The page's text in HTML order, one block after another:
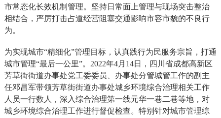
市常态化长效机制管理。坚持日常面上管理与现场突击整治
相结合，严厉打击占道经营阻塞交通影响市容市貌的不良行
为。
为实现城市“精细化”管理目标，认真践行为民服务宗旨，打通
城市管理“最后一公里”。2022年4月14日，四川省成都高新区
芳草街街道办事处党工委委员、办事处分管城管工作的副主
任邓昌军带领芳草街街道办事处城乡环境综合治理相关工作
人员一行数人，深入综合治理第一线元华一巷二巷等地，对
城乡环境综合治理工作进行督促检查。特别针对城市管理综